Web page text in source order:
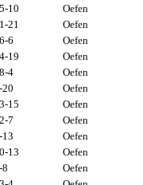
10 Oefen
21 Oefen
6 Oefen
19 Oefen
4 Oefen
20 Oefen
15 Oefen
7 Oefen
13 Oefen
13 Oefen
8 Oefen